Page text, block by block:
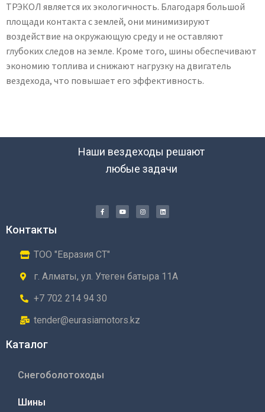
ТРЭКОЛ является их экологичность. Благодаря большой
площади контакта с землей, они минимизируют
воздействие на окружающую среду и не оставляют
глубоких следов на земле. Кроме того, шины обеспечивают
экономию топлива и снижают нагрузку на двигатель
вездехода, что повышает его эффективность.
Наши вездеходы решают
любые задачи
Контакты
ТОО "Евразия СТ"
г. Алматы, ул. Утеген батыра 11А
+7 702 214 94 30
tender@eurasiamotors.kz
Каталог
Снегоболотоходы
Шины